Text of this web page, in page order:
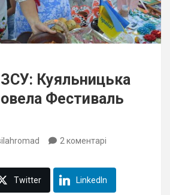
Куяльницька
Фестиваль
2 коментарі
Twitter LinkedIn